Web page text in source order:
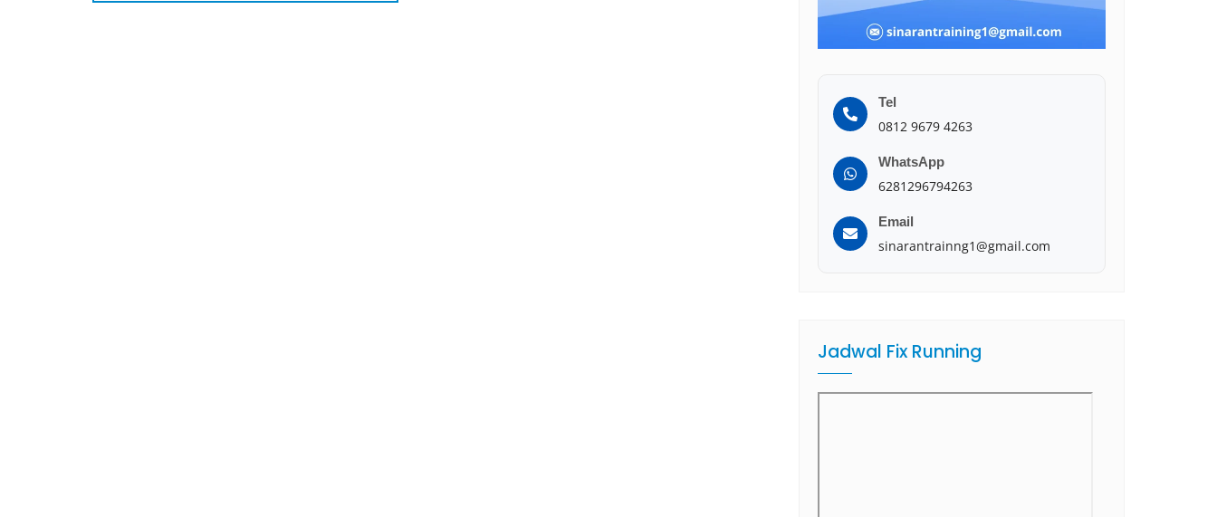
Tel
0812 9679 4263
WhatsApp
6281296794263
Email
sinarantrainng1@gmail.com
Jadwal Fix Running